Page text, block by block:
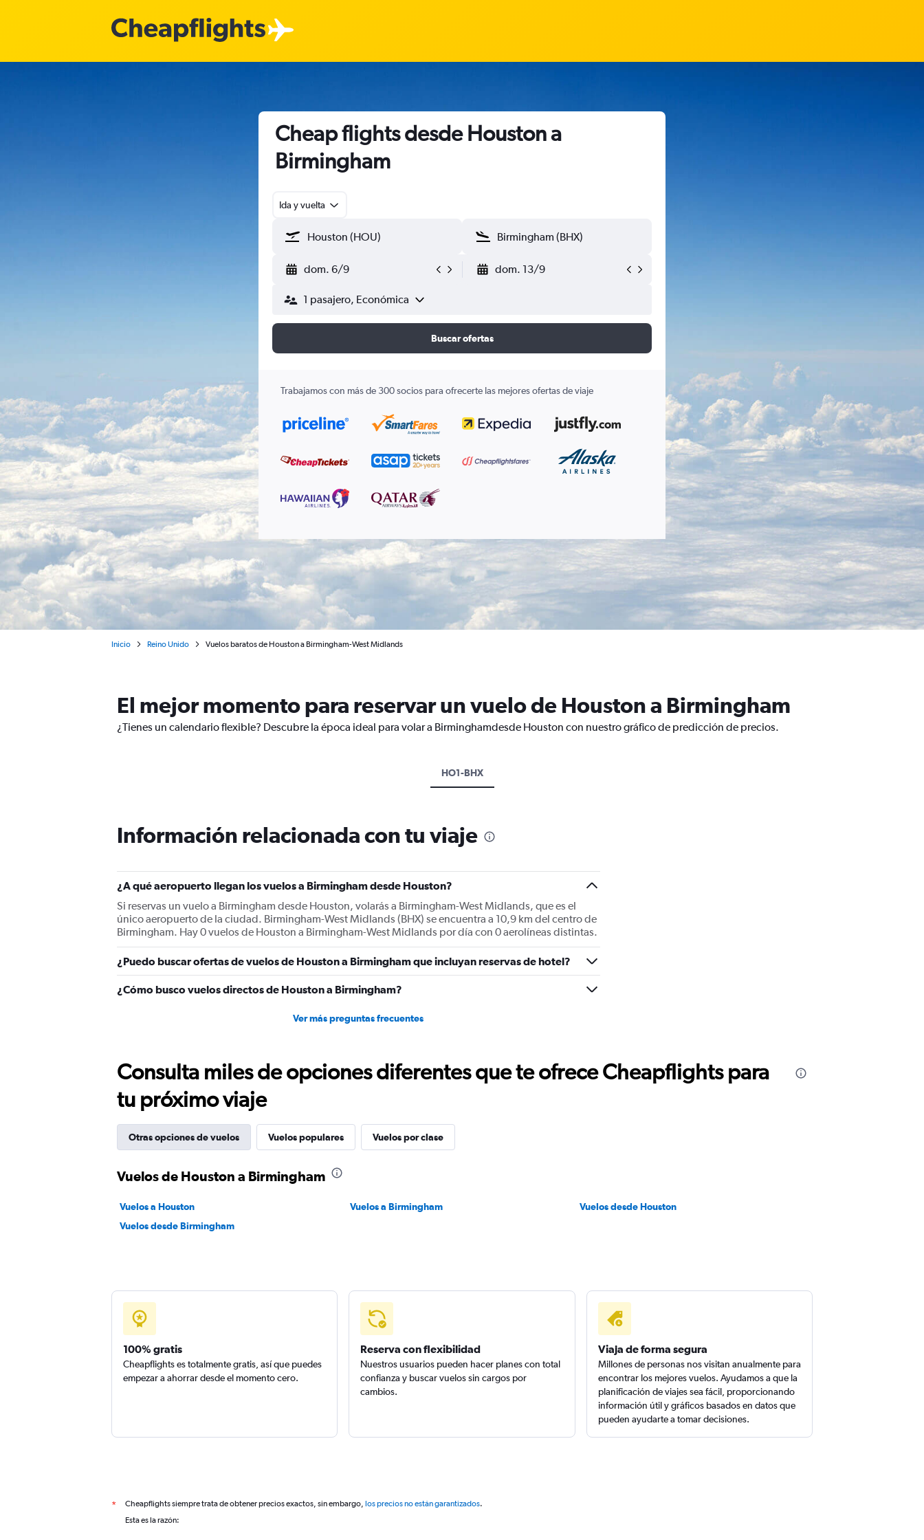
Cheap flights desde Houston a
Birmingham
Ida y vuelta
dom. 6/9 dom. 13/9
1 pasajero, Económica
Buscar ofertas
Trabajamos con más de 300 socios para ofrecerte las mejores ofertas de viaje
Inicio Reino Unido Vuelos baratos de Houston a Birmingham-West Midlands
El mejor momento para reservar un vuelo de Houston a Birmingham
¿Tienes un calendario flexible? Descubre la época ideal para volar a Birminghamdesde Houston con nuestro gráfico de predicción de precios.
HO1-BHX
Información relacionada con tu viaje
¿A qué aeropuerto llegan los vuelos a Birmingham desde Houston?
Si reservas un vuelo a Birmingham desde Houston, volarás a Birmingham-West Midlands, que es el
único aeropuerto de la ciudad. Birmingham-West Midlands (BHX) se encuentra a 10,9 km del centro de
Birmingham. Hay 0 vuelos de Houston a Birmingham-West Midlands por día con 0 aerolíneas distintas.
¿Puedo buscar ofertas de vuelos de Houston a Birmingham que incluyan reservas de hotel?
¿Cómo busco vuelos directos de Houston a Birmingham?
Ver más preguntas frecuentes
Consulta miles de opciones diferentes que te ofrece Cheapflights para
tu próximo viaje
Otras opciones de vuelos Vuelos populares Vuelos por clase
Vuelos de Houston a Birmingham
Vuelos a Houston Vuelos a Birmingham
Vuelos desde Houston
Vuelos desde Birmingham
100% gratis
Cheapflights es totalmente gratis, así que puedes
empezar a ahorrar desde el momento cero.
Reserva con flexibilidad
Nuestros usuarios pueden hacer planes con total
confianza y buscar vuelos sin cargos por
cambios.
Viaja de forma segura
Millones de personas nos visitan anualmente para
encontrar los mejores vuelos. Ayudamos a que la
planificación de viajes sea fácil, proporcionando
información útil y gráficos basados en datos que
pueden ayudarte a tomar decisiones.
* Cheapflights siempre trata de obtener precios exactos, sin embargo, los precios no están garantizados.
Esta es la razón: